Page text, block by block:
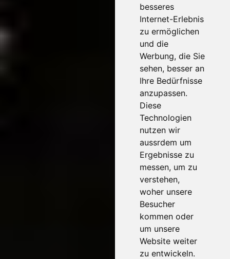
besseres
Internet-Erlebnis
zu ermöglichen
und die
Werbung, die Sie
sehen, besser an
Ihre Bedürfnisse
anzupassen.
Diese
Technologien
nutzen wir
aussrdem um
Ergebnisse zu
messen, um zu
verstehen,
woher unsere
Besucher
kommen oder
um unsere
Website weiter
zu entwickeln.